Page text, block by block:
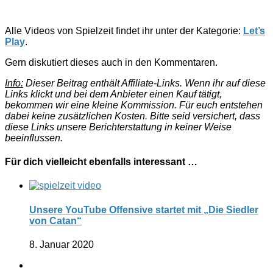
Alle Videos von Spielzeit findet ihr unter der Kategorie: Let’s
Play.
Gern diskutiert dieses auch in den Kommentaren.
Info: Dieser Beitrag enthält Affiliate-Links. Wenn ihr auf diese
Links klickt und bei dem Anbieter einen Kauf tätigt,
bekommen wir eine kleine Kommission. Für euch entstehen
dabei keine zusätzlichen Kosten. Bitte seid versichert, dass
diese Links unsere Berichterstattung in keiner Weise
beeinflussen.
Für dich vielleicht ebenfalls interessant …
Unsere YouTube Offensive startet mit „Die Siedler
von Catan“
8. Januar 2020